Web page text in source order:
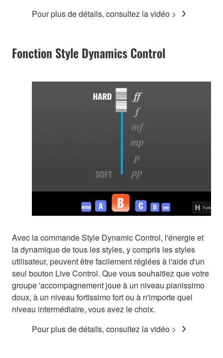
Pour plus de détails, consultez la vidéo >
Fonction Style Dynamics Control
Avec la commande Style Dynamic Control, l'énergie et
la dynamique de tous les styles, y compris les styles
utilisateur, peuvent être facilement réglées à l'aide d'un
seul bouton Live Control. Que vous souhaitiez que votre
groupe 'accompagnement joue à un niveau pianissimo
doux, à un niveau fortissimo fort ou à n'importe quel
niveau intermédiaire, vous avez le choix.
Pour plus de détails, consultez la vidéo >